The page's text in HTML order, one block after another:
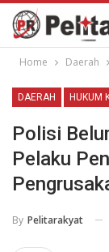
Home Daerah
DAERAH HUKUM
Polisi
Pelaku
By Pelitarakyat